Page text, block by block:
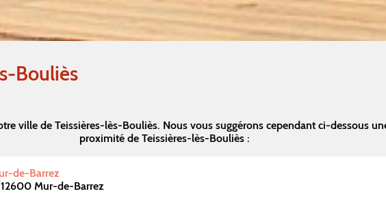
Bouliès
ville de Teissières-lès-Bouliès. Nous vous suggérons cependant ci-dessous
proximité de Teissières-lès-Bouliès :
de-Barrez
Mur-de-Barrez